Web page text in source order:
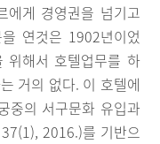
에게 경영권을 넘기고
연것은 1902년이었
위해서 호텔업무를 하
거의 없다. 이 호텔에
중의 서구문화 유입과
2016.)를 기반으